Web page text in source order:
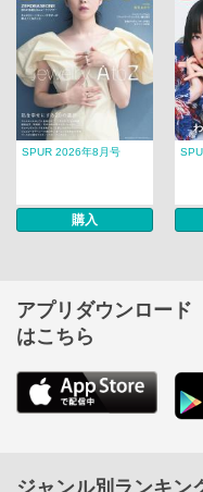
SPUR 2026年8月号
購入
アプリダウンロード
はこちら